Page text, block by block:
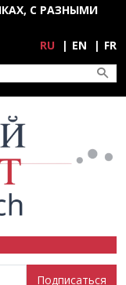
С РАЗНЫМИ
RU EN FR